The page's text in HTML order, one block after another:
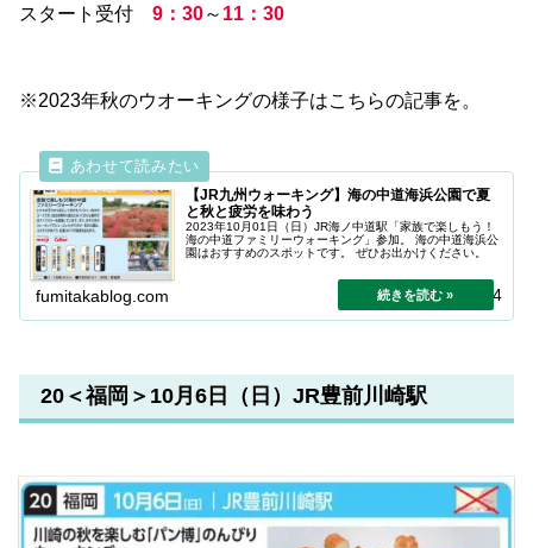
スタート受付 9：30～ 11：30
※2023年秋のウオーキングの様子はこちらの記事を。
【JR九州ウォーキング】海の中道海浜公園で夏
と秋と疲労を味わう
2023年10月01日（日）JR海ノ中道駅「家族で楽しもう！
海の中道ファミリーウォーキング」参加。 海の中道海浜公
園はおすすめのスポットです。 ぜひお出かけください。
fumitakablog.com 2025.10.04
20＜福岡＞10月6日（日）JR豊前川崎駅